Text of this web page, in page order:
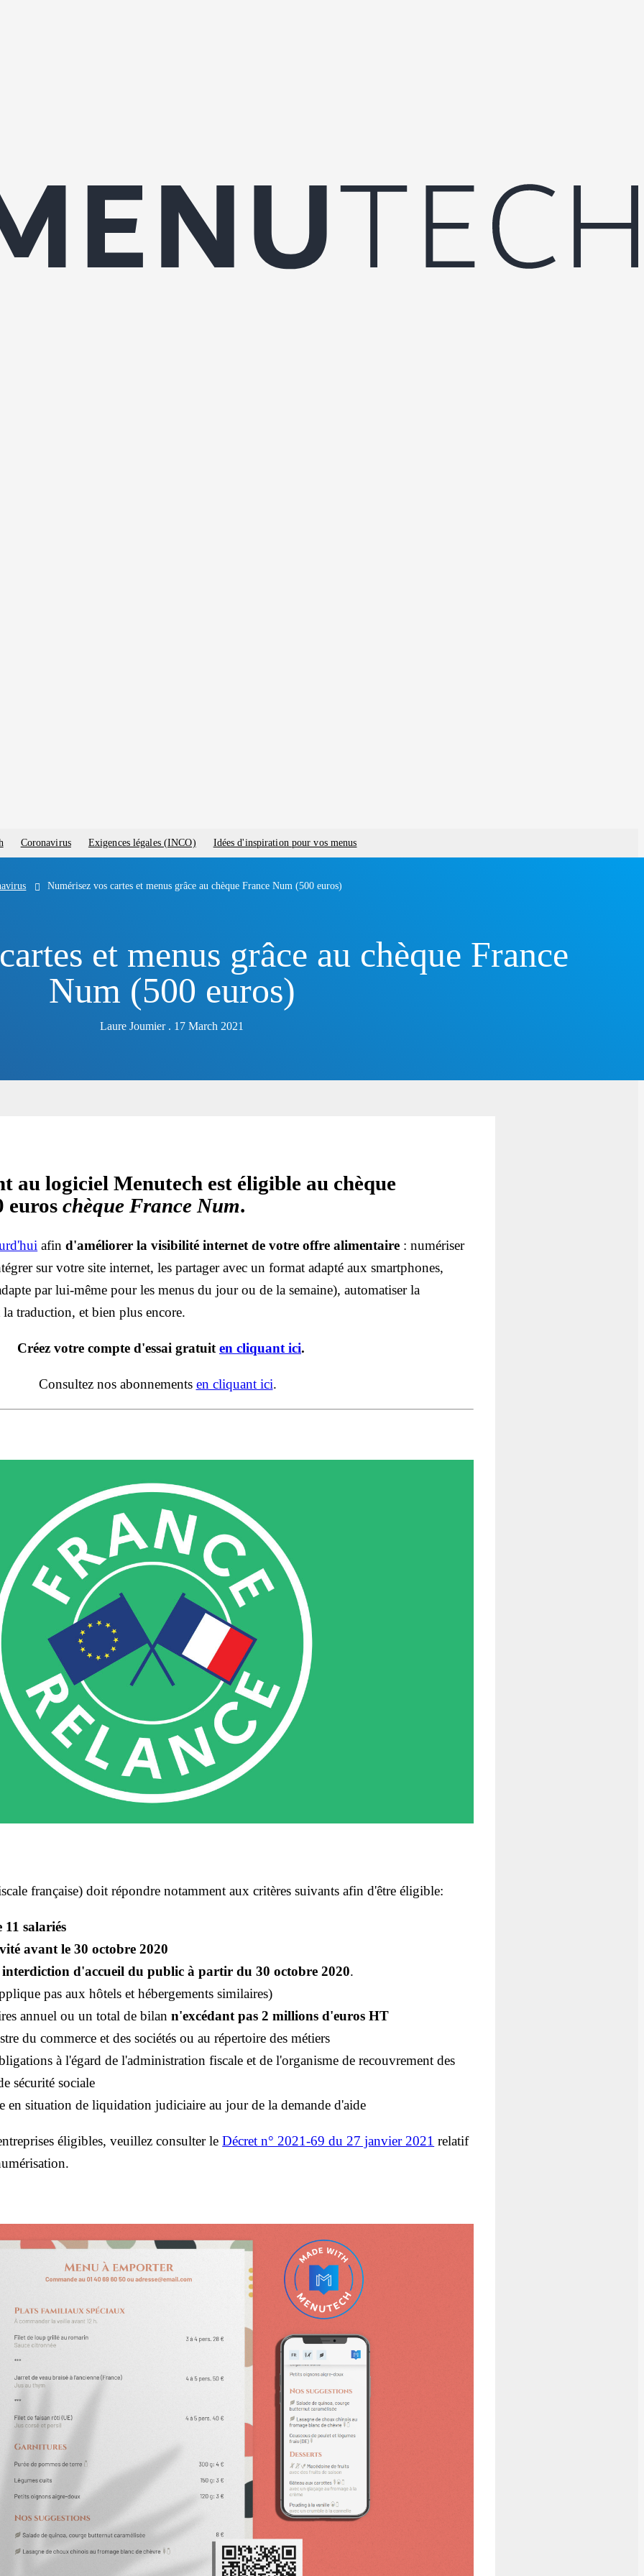
Coronavirus Exigences légales (INCO) Idées d'inspiration pour vos menus
Numérisez vos cartes et menus grâce au chèque France Num (500 euros)
et menus grâce au chèque France
Num (500 euros)
Laure Joumier . 17 March 2021
au logiciel Menutech est éligible au chèque
euroschèque France Num.
afind'améliorer la visibilité internet de votre offre alimentaire : numériser
sur votre site internet, les partager avec un format adapté aux smartphones,
par lui-même pour les menus du jour ou de la semaine), automatiser la
la traduction, et bien plus encore.
Créez votre compte d'essai gratuit en cliquant ici.
Consultez nos abonnements en cliquant ici.
française) doit répondre notamment aux critères suivants afin d'être éligible:
11 salariés
avant le 30 octobre 2020
interdiction d'accueil du public à partir du 30 octobre 2020.
pas aux hôtels et hébergements similaires)
annuel ou un total de bilann'excédant pas 2 millions d'euros HT
du commerce et des sociétés ou au répertoire des métiers
à l'égard de l'administration fiscale et de l'organisme de recouvrement des
sécurité sociale
en situation de liquidation judiciaire au jour de la demande d'aide
éligibles, veuillez consulter leDécret n° 2021-69 du 27 janvier 2021 relatif